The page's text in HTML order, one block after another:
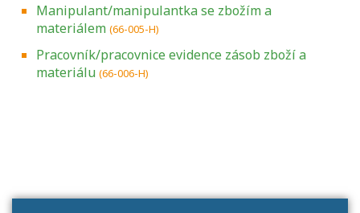
Manipulant/manipulantka se zbožím a
materiálem (66-005-H)
Pracovník/pracovnice evidence zásob zboží a
materiálu (66-006-H)
Projděte si seznam profesních kvalifikací.